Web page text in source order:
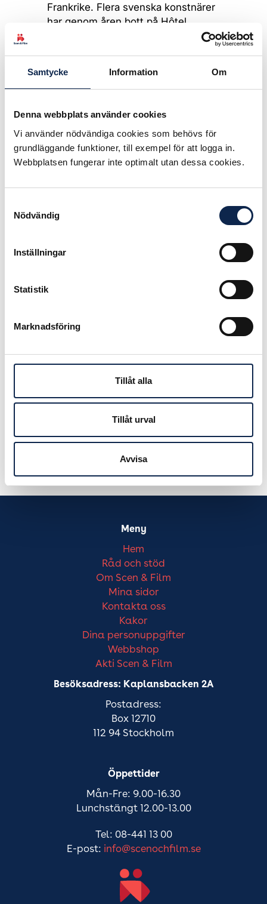
Samtycke Information Om
Denna webbplats använder cookies
Vi använder nödvändiga cookies som behövs för
grundläggande funktioner, till exempel för att logga in.
Webbplatsen fungerar inte optimalt utan dessa cookies.
Nödvändig
Inställningar
Statistik
Marknadsföring
Tillåt alla
Tillåt urval
Avvisa
Frankrike. Flera svenska konstnärer
har genom åren bott på Hôtel
Under maj erbjuds boende i en
lägenhet för två personer. Ansökan
november 2025 – 1 januari 2026.
Besked om mottagare lämnas under
februari månad.
Du ansöker genom att fylla i ett
kortfattat beskriver vad du vill göra
Ansökan kan göras 1 november – 1
Publicerad:
Meny
Hem
Råd och stöd
Om Scen & Film
Mina sidor
Kontakta oss
Kakor
Dina personuppgifter
Webbshop
Akti Scen & Film
Besöksadress: Kaplansbacken 2A
Postadress:
Box 12710
112 94 Stockholm
Öppettider
Mån-Fre: 9.00-16.30
Lunchstängt 12.00-13.00
Tel: 08-441 13 00
E-post: info@scenochfilm.se